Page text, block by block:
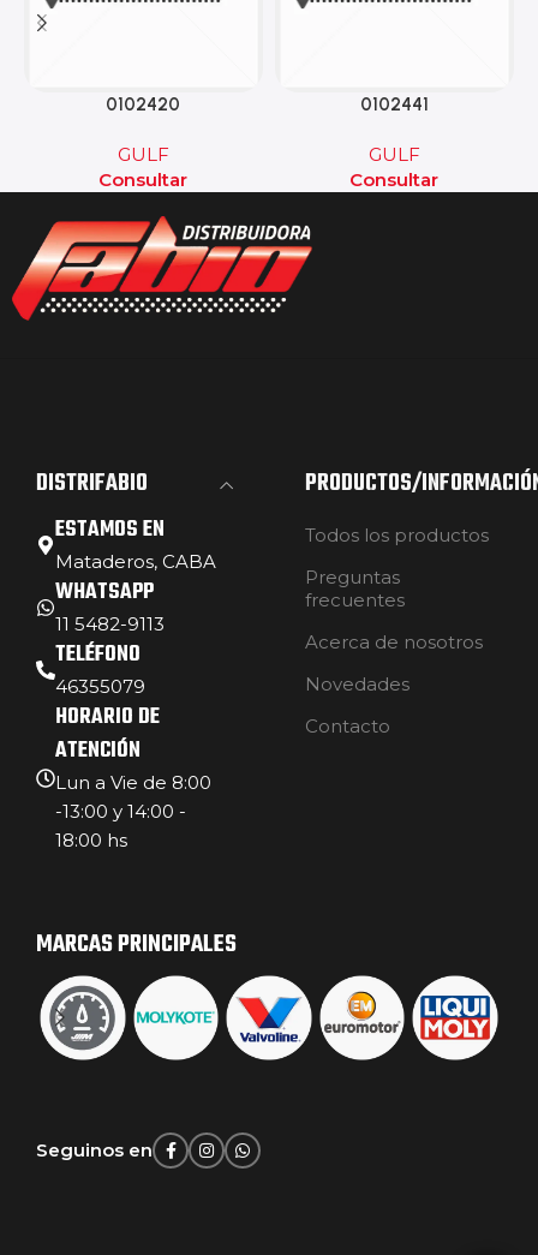
0102420
GULF
Consultar
0102441
GULF
Consultar
DISTRIFABIO
ESTAMOS EN
Mataderos, CABA
WHATSAPP
11 5482-9113
TELÉFONO
46355079
HORARIO DE
ATENCIÓN
Lun a Vie de 8:00
-13:00 y 14:00 -
18:00 hs
PRODUCTOS/
Todos los productos
Preguntas
frecuentes
Acerca de nosotros
Novedades
Contacto
MARCAS PRINCIPALES
Seguinos en